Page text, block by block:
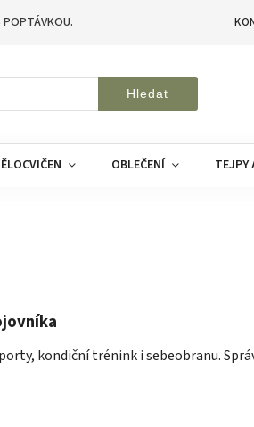
Hledat
OBLEČENÍ TEJPY
kondiční trénink i sebeobranu.